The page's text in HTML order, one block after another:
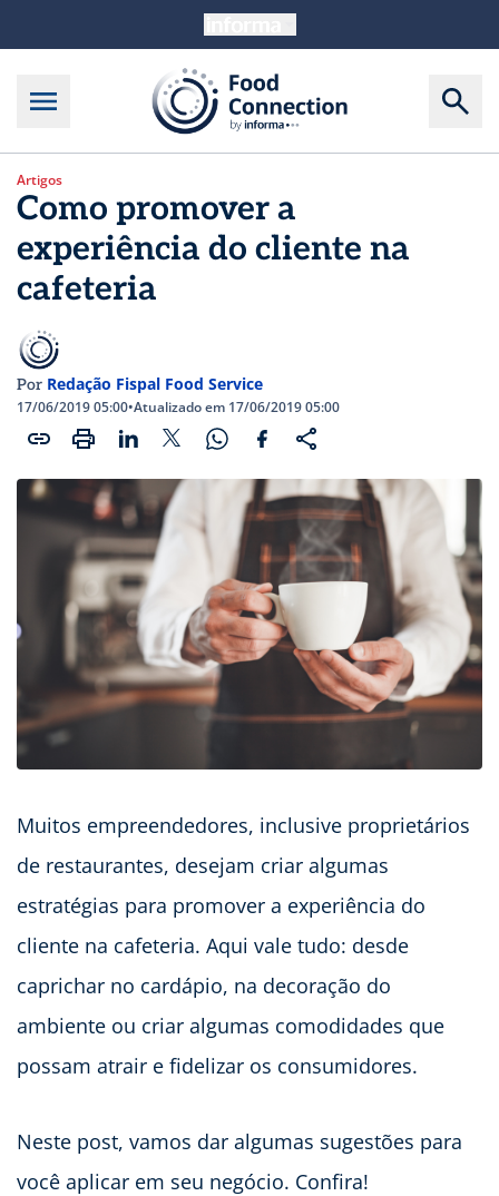
Artigos
Como promover a
experiência do cliente na
cafeteria
Por Redação Fispal Food Service
17/06/2019 05:00•Atualizado em 17/06/2019 05:00
Muitos empreendedores, inclusive proprietários
de restaurantes, desejam criar algumas
estratégias para promover a experiência do
cliente na cafeteria. Aqui vale tudo: desde
caprichar no cardápio, na decoração do
ambiente ou criar algumas comodidades que
possam atrair e fidelizar os consumidores.
Neste post, vamos dar algumas sugestões para
você aplicar em seu negócio. Confira!